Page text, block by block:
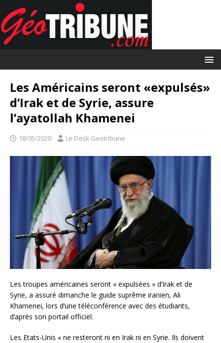
Les Américains seront «expulsés»
d’Irak et de Syrie, assure
l’ayatollah Khamenei
18/05/2020 Le Desk Geotribune
Les troupes américaines seront « expulsées » d’Irak et de
Syrie, a assuré dimanche le guide suprême iranien, Ali
Khamenei, lors d’une téléconférence avec des étudiants,
d’après son portail officiel.
Les Etats-Unis « ne resteront ni en Irak ni en Syrie. Ils doivent